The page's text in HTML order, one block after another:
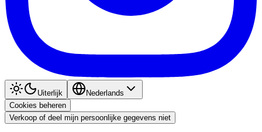
Uiterlijk
Nederlands
Cookies beheren
Verkoop of deel mijn persoonlijke gegevens niet